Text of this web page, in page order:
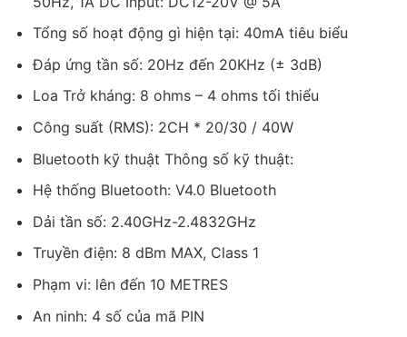
Tổng số hoạt động gì hiện tại: 40mA tiêu biểu
Đáp ứng tần số: 20Hz đến 20KHz (± 3dB)
Loa Trở kháng: 8 ohms – 4 ohms tối thiểu
Công suất (RMS): 2CH * 20/30 / 40W
Bluetooth kỹ thuật Thông số kỹ thuật:
Hệ thống Bluetooth: V4.0 Bluetooth
Dải tần số: 2.40GHz-2.4832GHz
Truyền điện: 8 dBm MAX, Class 1
Phạm vi: lên đến 10 METRES
An ninh: 4 số của mã PIN